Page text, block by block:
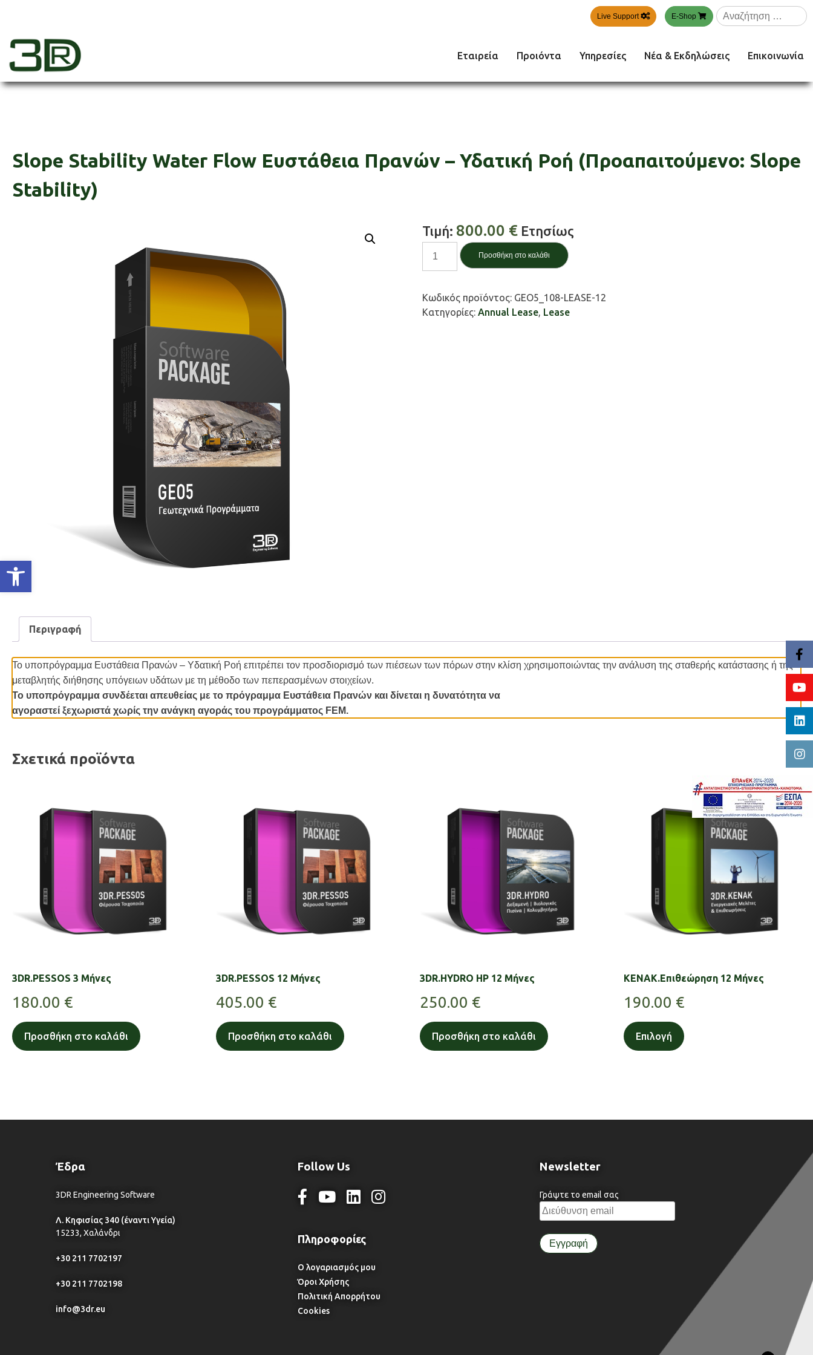
Ανοίξτε τη γραμμή εργαλείων
Live Support E-Shop
Αναζήτηση
για:
3dr
Εταιρεία Προιόντα Υπηρεσίες Νέα & Εκδηλώσεις Επικοινωνία
Slope Stability Water Flow Ευστάθεια Πρανών – Υδατική Ροή (Προαπαιτούμενο: Slope
Stability)
Τιμή: 800.00 € Ετησίως
Flow
Ευστάθεια
Προσθήκη στο καλάθι
Κωδικός προϊόντος: GEO5_108-LEASE-12
Κατηγορίες:Annual Lease, Lease
Περιγραφή
Το υποπρόγραμμα Ευστάθεια Πρανών – Υδατική Ροή επιτρέπει τον προσδιορισμό των πιέσεων των πόρων στην κλίση χρησιμοποιώντας την ανάλυση της σταθερής κατάστασης ή της
μεταβλητής διήθησης υπόγειων υδάτων με τη μέθοδο των πεπερασμένων στοιχείων.
Το υποπρόγραμμα συνδέεται απευθείας με το πρόγραμμα Ευστάθεια Πρανών και δίνεται η δυνατότητα να
αγοραστεί ξεχωριστά χωρίς την ανάγκη αγοράς του προγράμματος FEM.
Σχετικά προϊόντα
3DR.PESSOS 3 Μήνες
180.00 €
Προσθήκη στο καλάθι
3DR.PESSOS 12 Μήνες
405.00 €
Προσθήκη στο καλάθι
3DR.HYDRO HP 12 Μήνες
250.00 €
Προσθήκη στο καλάθι
KENAK.Επιθεώρηση 12 Μήνες
190.00 €
Επιλογή
Έδρα
3DR Engineering Software
Λ. Κηφισίας 340 (έναντι Υγεία)
15233, Χαλάνδρι
+30 211 7702197
+30 211 7702198
info@3dr.eu
Follow Us
Ο λογαριασμός μου
Όροι Χρήσης
Πολιτική Απορρήτου
Cookies
Newsletter
Γράψτε το email σας